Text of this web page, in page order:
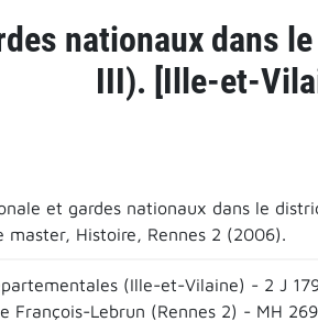
nationaux dans
III). [Ille-et-
et gardes nationaux dans le
master, Histoire, Rennes 2 (2006).
(Ille-et-Vilaine) - 2 J
François-Lebrun (Rennes 2) - MH